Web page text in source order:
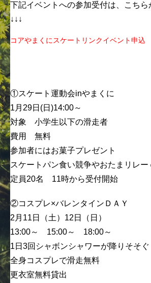
下記イベントへの参加受付は、こちら
↓↓↓
コアやまくにスケートリンクイベント申込
①スケート運動会inやまくに
1月29日(日)14:00～
対象 小学生以下の滑走者
費用 無料
参加者にはお菓子プレゼント
スケートパン食い競争やおたまリレー
定員20名 11時から受付開始
②コスプレ×バレンタインＤＡＹ
2月11日（土）12日（日）
13:00～ 15:00～ 18:00～
1日3回シャボンシャワーが降りそそぐ
全身コスプレで滑走無料
更衣室無料貸出